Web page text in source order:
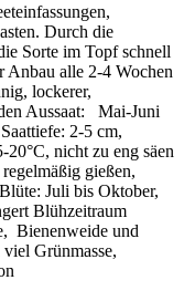
Durch die
Sorte im Topf schnell
Anbau alle 2-4 Wochen
lockerer,
Aussaat: Mai-Juni
2-5 cm,
nicht zu eng säen
gießen,
Juli bis Oktober,
Blühzeitraum
Bienenweide und
Grünmasse,